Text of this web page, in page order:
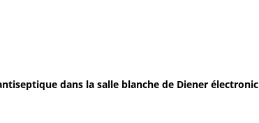
dans la salle blanche de Diener électronic